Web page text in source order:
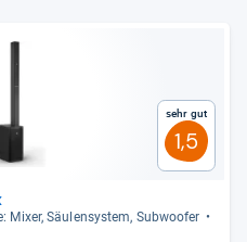
Sehr gut
1,5
Mixer, Säu­len­sys­tem, Sub­woofer